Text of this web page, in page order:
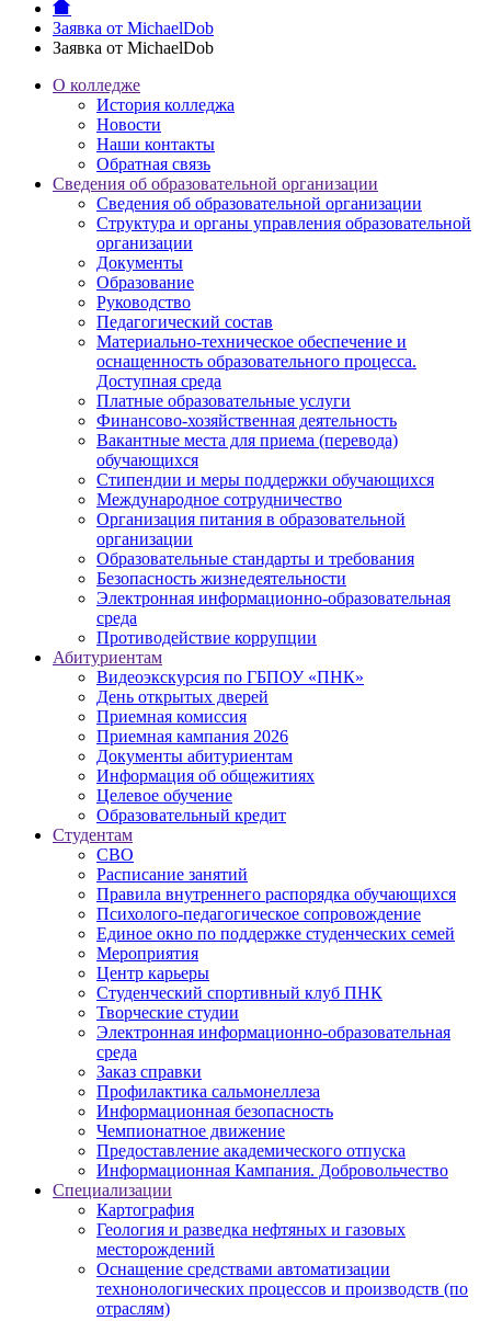
Заявка от MichaelDob
Заявка от MichaelDob
О колледже
История колледжа
Новости
Наши контакты
Обратная связь
Сведения об образовательной организации
Сведения об образовательной организации
Структура и органы управления образовательной
организации
Документы
Образование
Руководство
Педагогический состав
Материально-техническое обеспечение и
оснащенность образовательного процесса.
Доступная среда
Платные образовательные услуги
Финансово-хозяйственная деятельность
Вакантные места для приема (перевода)
обучающихся
Стипендии и меры поддержки обучающихся
Международное сотрудничество
Организация питания в образовательной
организации
Образовательные стандарты и требования
Безопасность жизнедеятельности
Электронная информационно-образовательная
среда
Противодействие коррупции
Абитуриентам
Видеоэкскурсия по ГБПОУ «ПНК»
День открытых дверей
Приемная комиссия
Приемная кампания 2026
Дoкументы абитуриентам
Информация об общежитиях
Целевое обучение
Образовательный кредит
Студентам
СВО
Расписание занятий
Правила внутреннего распорядка обучающихся
Психолого-педагогическое сопровождение
Единое окно по поддержке студенческих семей
Мероприятия
Центр карьеры
Студенческий спортивный клуб ПНК
Творческие студии
Электронная информационно-образовательная
среда
Заказ справки
Профилактика сальмонеллеза
Информационная безопасность
Чемпионатное движение
Предоставление академического отпуска
Информационная Кампания. Добровольчество
Специализации
Картография
Геология и разведка нефтяных и газовых
месторождений
Оснащение средствами автоматизации
технонологических процессов и производств (по
отраслям)